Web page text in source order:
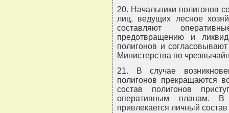
20. Начальники полигонов
лиц, ведущих лесное
составляют
предотвращению и
полигонов и
Министерства по
21. В случае
полигонов прекращаются
состав полигонов
оперативным планам. В
привлекается личный